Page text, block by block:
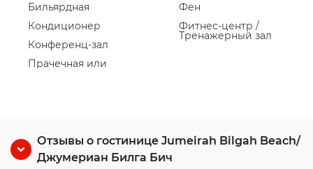
Бильярдная
Кондиционер
Конференц-зал
Прачечная или
Фен
Фитнес-центр /
Тренажерный зал
Отзывы о гостинице Jumeirah Bilgah Beach/
Джумериан Билга Бич